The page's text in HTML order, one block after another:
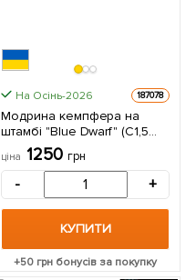
На Осінь-2026 187078
Модрина кемпфера на
штамбі "Blue Dwarf" (С1,5
висота штамба 50-60см) 1
саджанець в упаковці
ціна 1250 грн
- +
КУПИТИ
+50 грн бонусів за покупку